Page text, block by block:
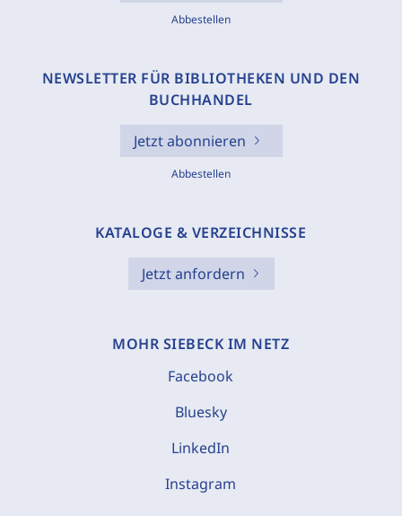
Abbestellen
NEWSLETTER FÜR BIBLIOTHEKEN UND DEN
BUCHHANDEL
Jetzt abonnieren
Abbestellen
KATALOGE & VERZEICHNISSE
Jetzt anfordern
MOHR SIEBECK IM NETZ
Facebook
Bluesky
LinkedIn
Instagram